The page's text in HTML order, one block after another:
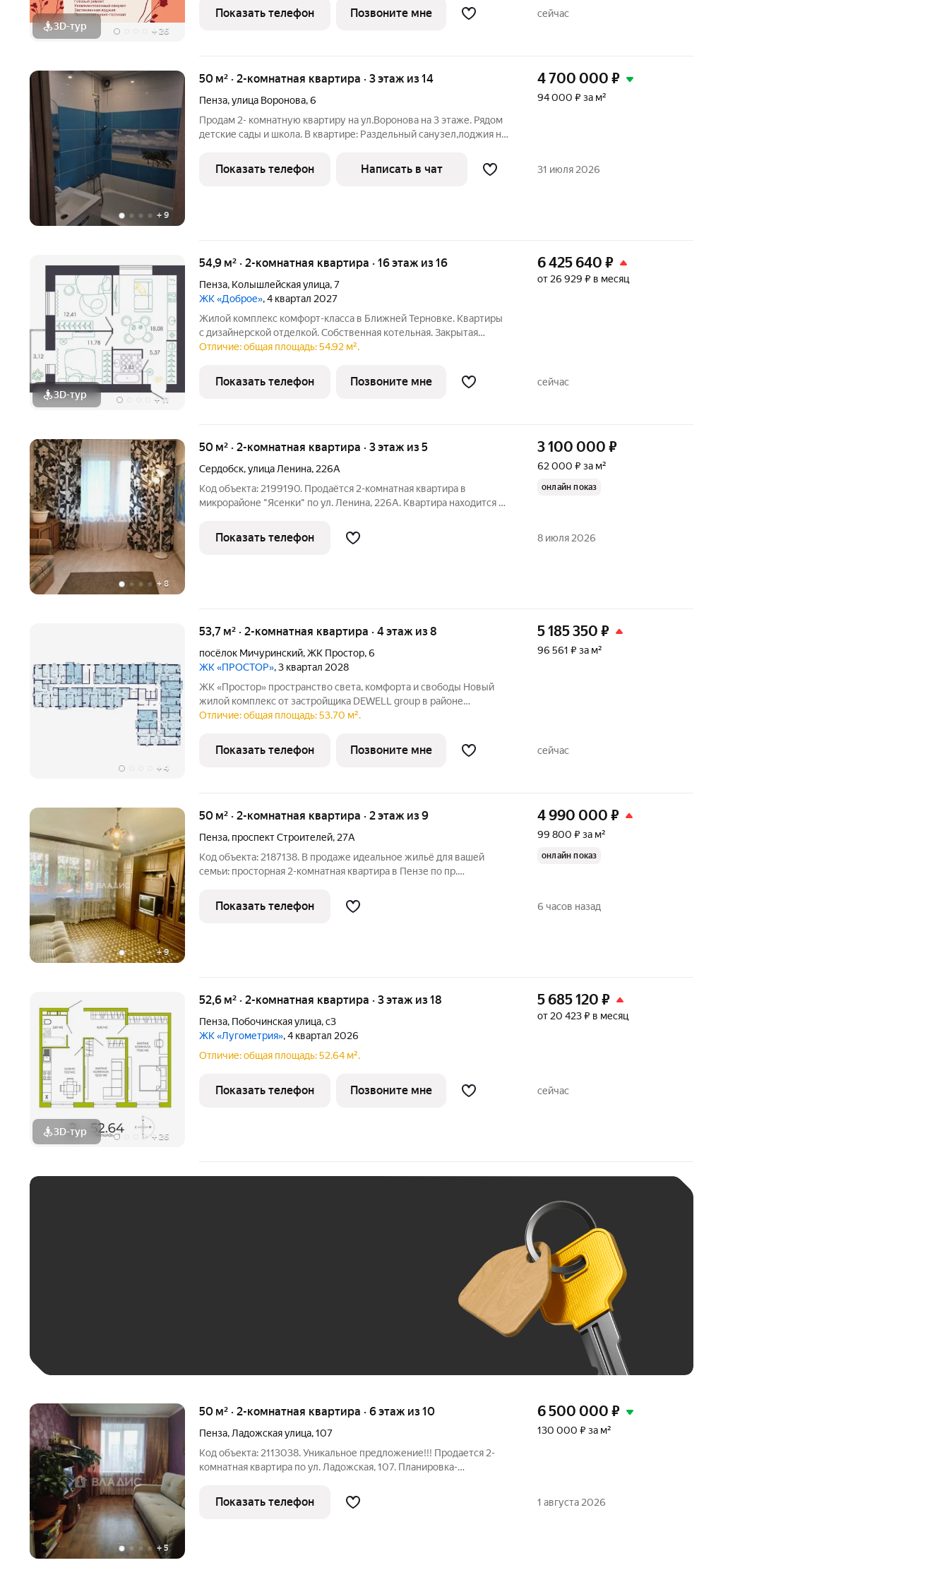
3D-тур + 26
деревьев и
Показать телефон Позвоните мне сейчас
+ 9
50 м² · 2-комнатная квартира · 3 этаж из 14
Пенза,улица Воронова,6
Продам 2- комнатную квартиру на ул.Воронова на 3 этаже. Рядом
детские сады и школа. В квартире: Раздельный санузел,лоджия на
грузовой лифт и 1 пассажирский. Квартира в собственности более
4 700 000 ₽
94 000 ₽ за м²
Показать телефон Написать в чат 31 июля 2026
3D-тур +11
54,9 м² · 2-комнатная квартира · 16 этаж из 16
Пенза, Колышлейская улица,7
ЖК «Доброе», 4 квартал 2027
Жилой комплекс комфорт-класса в Ближней Терновке. Квартиры
с дизайнерской отделкой. Собственная котельная. Закрытая
территория и видеонаблюдение. Чтобы получить новый уровень
который уже
6 425 640 ₽
от 26 929 ₽ в месяц
Отличие: общая площадь: 54.92 м².
Показать телефон Позвоните мне сейчас
+ 8
50 м² · 2-комнатная квартира · 3 этаж из 5
Сердобск,улица Ленина, 226А
Код объекта: 2199190. Продаётся 2-комнатная квартира в
микрорайоне "Ясенки" по ул. Ленина, 226А. Квартира находится на
площадь 50 кв.м. Жилая площадь 28 кв.м. Комнаты
изолированные ( 15 кв. м и
3 100 000 ₽
62 000 ₽ за м²
онлайн показ
Показать телефон 8 июля 2026
+ 4
53,7 м² · 2-комнатная квартира · 4 этаж из 8
посёлок Мичуринский,ЖК Простор,6
ЖК «ПРОСТОР», 3 квартал 2028
ЖК «Простор» пространство света, комфорта и свободы Новый
жилой комплекс от застройщика DEWELL group в районе
Тепличный, ул. Юго-Западная. Современный формат жизни для
преимущества:
5 185 350 ₽
96 561 ₽ за м²
Отличие: общая площадь: 53.70 м².
Показать телефон Позвоните мне сейчас
+9
50 м² · 2-комнатная квартира · 2 этаж из 9
Пенза, проспект Строителей, 27А
Код объекта: 2187138. В продаже идеальное жильё для вашей
семьи: просторная 2-комнатная квартира в Пензе по пр.
привлекает своим удобным расположением. Рядом с домом есть
наземная парковка, а
4 990 000 ₽
99 800 ₽ за м²
онлайн показ
Показать телефон 6 часов назад
3D-тур + 26
52,6 м² · 2-комнатная квартира · 3 этаж из 18
Пенза, Побочинская улица,с3
ЖК «Лугометрия», 4 квартал 2026
5 685 120 ₽
от 20 423 ₽ в месяц
Отличие: общая площадь: 52.64 м².
Показать телефон Позвоните мне сейчас
+ 5
50 м² · 2-комнатная квартира · 6 этаж из 10
Пенза, Ладожская улица,107
Код объекта: 2113038. Уникальное предложение!!! Прoдается 2-
комнатнaя кваpтирa пo ул. Ладожская, 107. Планировка-
площaдь 33 кв м (19+14) кв.м. Плoщaдь кухни 10 кв.м. Bысoта
потолкoв 2,75 м.
6 500 000 ₽
130 000 ₽ за м²
Показать телефон 1 августа 2026